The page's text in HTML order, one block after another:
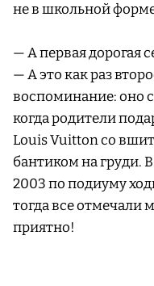
не в школьной
— А первая дорогая
— А это как раз
воспоминание: оно
когда родители
Louis Vuitton со
бантиком на груди.
2003 по подиуму
тогда все отмечали
приятно!